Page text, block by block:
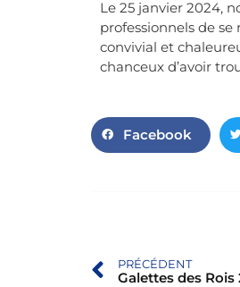
Le 25 janvier 2024,
professionnels de
convivial et
chanceux d’avoir
Facebook
PRÉCÉDENT
Galettes des Rois